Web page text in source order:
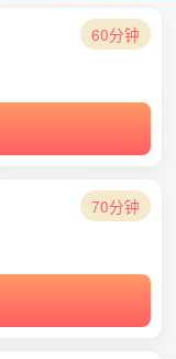
60分钟
70分钟